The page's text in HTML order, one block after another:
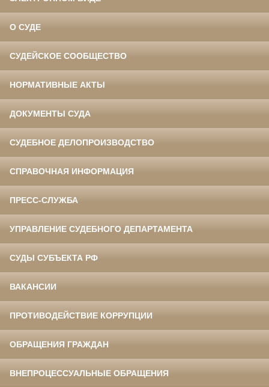
О СУДЕ
СУДЕЙСКОЕ СООБЩЕСТВО
НОРМАТИВНЫЕ АКТЫ
ДОКУМЕНТЫ СУДА
СУДЕБНОЕ ДЕЛОПРОИЗВОДСТВО
СПРАВОЧНАЯ ИНФОРМАЦИЯ
ПРЕСС-СЛУЖБА
УПРАВЛЕНИЕ СУДЕБНОГО ДЕПАРТАМЕНТА
СУДЫ СУБЪЕКТА РФ
ВАКАНСИИ
ПРОТИВОДЕЙСТВИЕ КОРРУПЦИИ
ОБРАЩЕНИЯ ГРАЖДАН
ВНЕПРОЦЕССУАЛЬНЫЕ ОБРАЩЕНИЯ